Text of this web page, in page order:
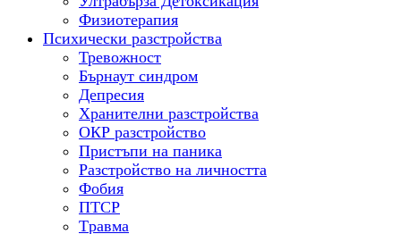
Физиотерапия
Психически разстройства
Тревожност
Бърнаут синдром
Депресия
Хранителни разстройства
ОКР разстройство
Пристъпи на паника
Разстройство на личността
Фобия
ПТСР
Tравма